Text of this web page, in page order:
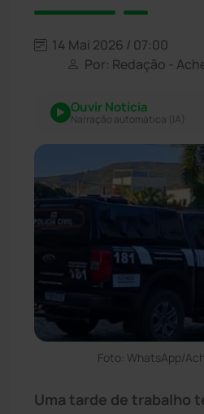
14 Mai 2026 / 07:00
Por: Redação -
Ouvir Notícia
Narração automática (IA)
Foto: WhatsApp/
Uma tarde de trabalho